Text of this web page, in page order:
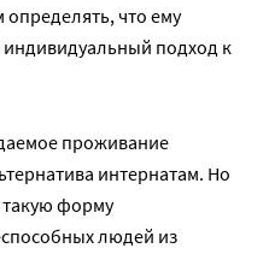
что ему
подход к
проживание
интернатам. Но
такую форму
людей из